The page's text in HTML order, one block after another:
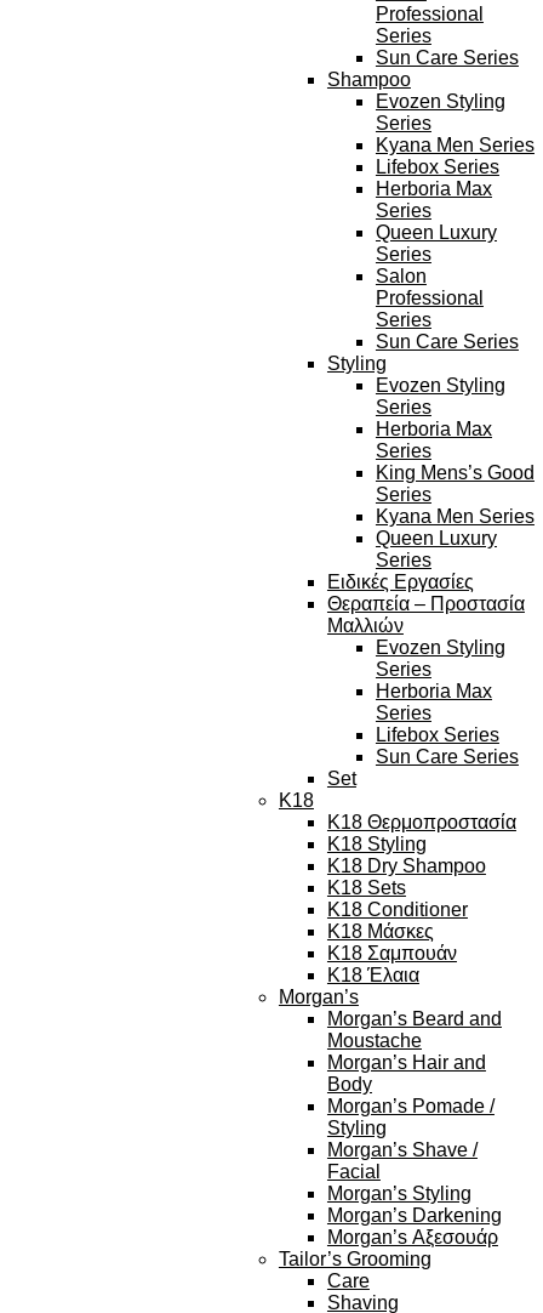
Professional
Series
Sun Care Series
Shampoo
Evozen Styling
Series
Kyana Men Series
Lifebox Series
Herboria Max
Series
Queen Luxury
Series
Salon
Professional
Series
Sun Care Series
Styling
Evozen Styling
Series
Herboria Max
Series
King Mens’s Good
Series
Kyana Men Series
Queen Luxury
Series
Ειδικές Εργασίες
Θεραπεία – Προστασία
Μαλλιών
Evozen Styling
Series
Herboria Max
Series
Lifebox Series
Sun Care Series
Set
K18
K18 Θερμοπροστασία
K18 Styling
K18 Dry Shampoo
K18 Sets
K18 Conditioner
K18 Μάσκες
K18 Σαμπουάν
K18 Έλαια
Morgan’s
Morgan’s Beard and
Moustache
Morgan’s Hair and
Body
Morgan’s Pomade /
Styling
Morgan’s Shave /
Facial
Morgan’s Styling
Morgan’s Darkening
Morgan’s Αξεσουάρ
Tailor’s Grooming
Care
Shaving